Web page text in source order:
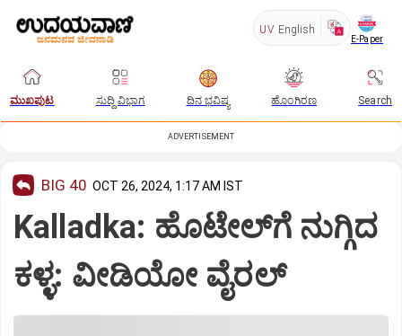
UV English
E-Paper
ಮುಖಪುಟ ಸುದ್ದಿ ವಿಭಾಗ ದಿನ ಭವಿಷ್ಯ ಹೊಂಗಿರಣ Search
ADVERTISEMENT
BIG 40 OCT 26, 2024, 1:17 AM IST
Kalladka: ಹೊಟೇಲ್‌ಗೆ ನುಗ್ಗಿದ
ಕಳ್ಳ: ವೀಡಿಯೋ ವೈರಲ್‌